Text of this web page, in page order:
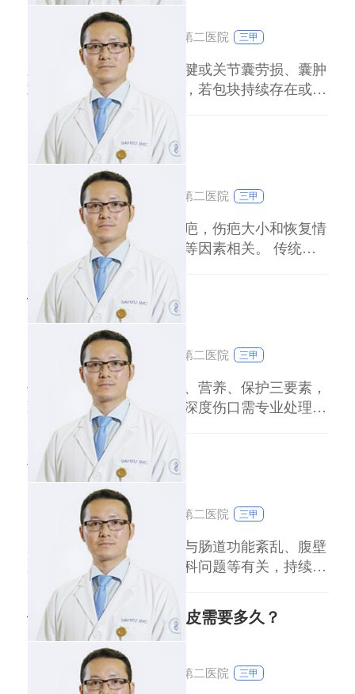
发疝，术后疼痛轻、恢复快，是目前主流术式。
腹腔镜疝修补术通过微创方式完成，适用于双侧
刘达人 副主任医师
浙江大学医学院附属第二医院
三甲
脚背起筋包可能是局部肌腱或关节囊劳损、囊肿
或静脉瓣膜功能异常所致，若包块持续存在或伴
随疼痛、活动受限，需及时就医明确原因。 1劳
损性筋包：长期站立、运动过度或鞋子过紧易引
发肌腱或韧带局部肿胀。建议减少负重，穿宽松
鞋，急性期冷敷20分钟/次，每日34次，后期热
敷促进血液循环，多数可自行缓解。 2
阑尾炎手术有伤疤吗
刘达人 副主任医师
浙江大学医学院附属第二医院
三甲
阑尾炎手术通常会留下伤疤，伤疤大小和恢复情
况与手术方式、个人体质等因素相关。 传统开
腹手术会在右下腹留下长约35厘米的线性伤疤，
愈合后可能形成增生性瘢痕，瘢痕体质者需特别
注意。腹腔镜手术采用3个051厘米的小孔，术后
瘢痕更隐蔽，但瘢痕体质者仍有增生风险。儿童
患者皮肤愈合能力较强，瘢痕相对不明显
伤口怎么才能快速愈合
刘达人 副主任医师
浙江大学医学院附属第二医院
三甲
伤口快速愈合需结合清洁、营养、保护三要素，
通常轻度擦伤12周可愈，深度伤口需专业处理。
1清洁消毒：用生理盐水冲洗伤口，去除异物，
再用碘伏消毒，避免酒精刺激。糖尿病患者需更
严格清洁，防止感染。 2湿润护理：保持伤口适
度湿润（如使用医用透明敷料），促进细胞再
生，干燥环境会延缓愈合。 3营养支持
肚脐眼旁边一按就疼
刘达人 副主任医师
浙江大学医学院附属第二医院
三甲
肚脐眼旁边按压疼痛可能与肠道功能紊乱、腹壁
肌肉拉伤、泌尿系统或妇科问题等有关，持续或
加重时需就医排查。 肠道相关问题：肠道痉挛
或炎症可能引发隐痛，常伴随腹泻或便秘。需注
意饮食规律，避免生冷刺激性食物，尤其儿童和
老年人要关注饮食卫生。 腹壁肌肉或神经问
题：运动不当或突然发力可能导致肌肉拉伤，按
压时疼痛
伤口一定要植皮吗？植皮需要多久？
刘达人 副主任医师
浙江大学医学院附属第二医院
三甲